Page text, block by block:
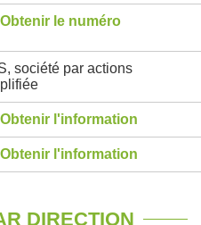
Obtenir le numéro
société par actions
Obtenir l'information
Obtenir l'information
DIRECTION